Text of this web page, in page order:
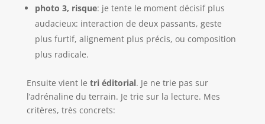
photo 3, risque: je tente le moment décisif plus
audacieux: interaction de deux passants, geste
plus furtif, alignement plus précis, ou composition
plus radicale.
Ensuite vient le tri éditorial. Je ne trie pas sur
l’adrénaline du terrain. Je trie sur la lecture. Mes
critères, très concrets: